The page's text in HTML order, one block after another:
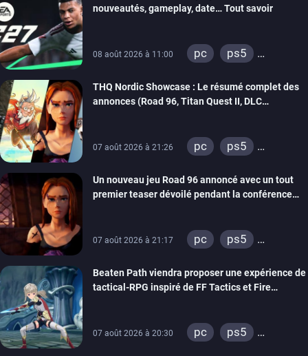
nouveautés, gameplay, date… Tout savoir
08 août 2026 à 11:00 pc
ps5
switch 2
THQ Nordic Showcase : Le résumé complet des
annonces (Road 96, Titan Quest II, DLC
07 août 2026 à 21:26 pc
ps5
switch
stadia
ps4
xbox one
Un nouveau jeu Road 96 annoncé avec un tout
premier teaser dévoilé pendant la conférence
07 août 2026 à 21:17 pc
ps5
switch
stadia
ps4
xbox one
Beaten Path viendra proposer une expérience de
tactical-RPG inspiré de FF Tactics et Fire
07 août 2026 à 20:30 pc
ps5